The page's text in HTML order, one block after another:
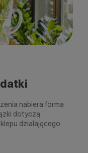
nabiera forma
dotyczą
działającego